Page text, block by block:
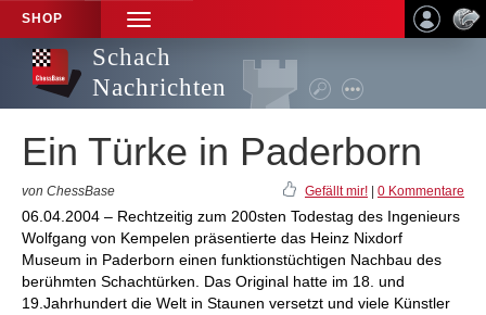
SHOP
TOGGLE
NAVIGATION
Schach
Nachrichten
Ein Türke in Paderborn
von ChessBase Gefällt mir! 0 Kommentare
06.04.2004 – Rechtzeitig zum 200sten Todestag des Ingenieurs
Wolfgang von Kempelen präsentierte das Heinz Nixdorf
Museum in Paderborn einen funktionstüchtigen Nachbau des
berühmten Schachtürken. Das Original hatte im 18. und
19.Jahrhundert die Welt in Staunen versetzt und viele Künstler